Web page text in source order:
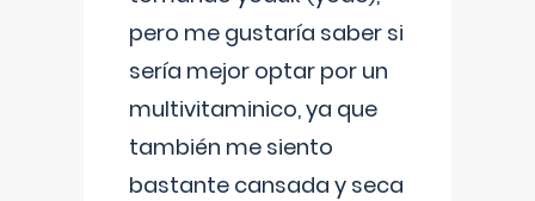
pero me gustaría saber si
sería mejor optar por un
multivitaminico, ya que
también me siento
bastante cansada y seca